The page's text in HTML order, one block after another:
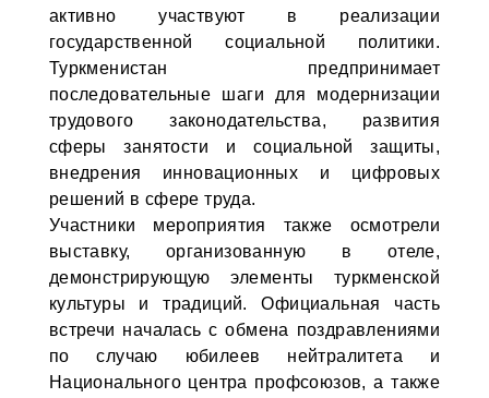
активно участвуют в реализации
государственной социальной политики.
Туркменистан предпринимает
последовательные шаги для модернизации
трудового законодательства, развития
сферы занятости и социальной защиты,
внедрения инновационных и цифровых
решений в сфере труда.
Участники мероприятия также осмотрели
выставку, организованную в отеле,
демонстрирующую элементы туркменской
культуры и традиций. Официальная часть
встречи началась с обмена поздравлениями
по случаю юбилеев нейтралитета и
Национального центра профсоюзов, а также